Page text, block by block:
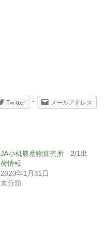
Twitter メールアドレス
JA小机農産物直売所 2/1出
荷情報
2020年1月31日
未分類